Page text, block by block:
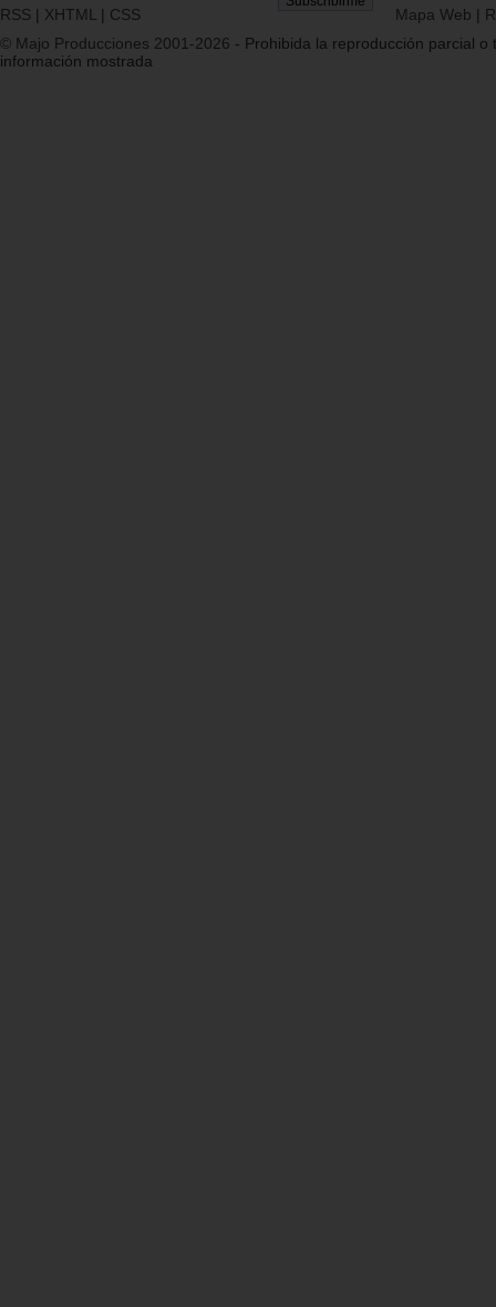
RSS | XHTML | CSS Mapa Web |
© Majo Producciones 2001-2026 - Prohibida la reproducción parcial o
información mostrada